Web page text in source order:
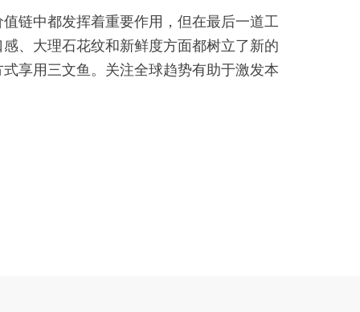
链中都发挥着重要作用，但在最后一道工
、大理石花纹和新鲜度方面都树立了新的
享用三文鱼。关注全球趋势有助于激发本